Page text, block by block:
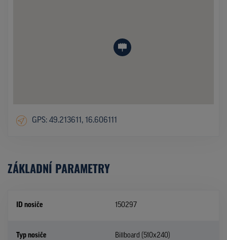
GPS: 49.213611, 16.606111
ZÁKLADNÍ PARAMETRY
ID nosiče 150297
Typ nosiče Billboard (510x240)